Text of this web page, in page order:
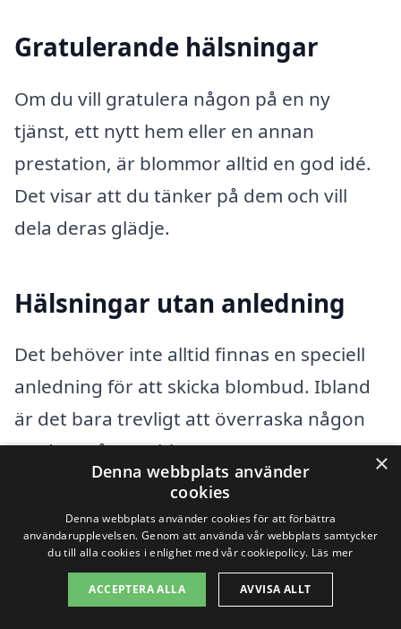
Gratulerande hälsningar
Om du vill gratulera någon på en ny
tjänst, ett nytt hem eller en annan
prestation, är blommor alltid en god idé.
Det visar att du tänker på dem och vill
dela deras glädje.
Hälsningar utan anledning
Det behöver inte alltid finnas en speciell
anledning för att skicka blombud. Ibland
är det bara trevligt att överraska någon
med en gåva av blommor. En spontan
tanke kan sprida glädje och kärlek,
oavsett tid och plats.
Fördelar med att använda vår
×
Denna webbplats använder
cookies
Denna webbplats använder cookies för att förbättra
användarupplevelsen. Genom att använda vår webbplats samtycker
du till alla cookies i enlighet med vår cookiepolicy. Läs mer
ACCEPTERA ALLA AVVISA ALLT